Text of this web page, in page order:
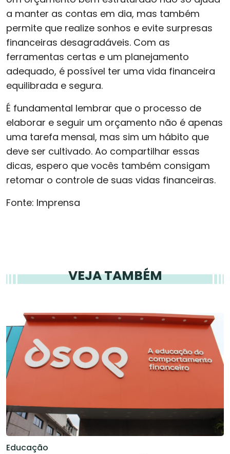
a manter as contas em dia, mas também
permite que realize sonhos e evite surpresas
financeiras desagradáveis. Com as
ferramentas certas e um planejamento
adequado, é possível ter uma vida financeira
equilibrada e segura.
É fundamental lembrar que o processo de
elaborar e seguir um orçamento não é apenas
uma tarefa mensal, mas sim um hábito que
deve ser cultivado. Ao compartilhar essas
dicas, espero que vocês também consigam
retomar o controle de suas vidas financeiras.
Fonte: Imprensa
VEJA TAMBÉM
Educação